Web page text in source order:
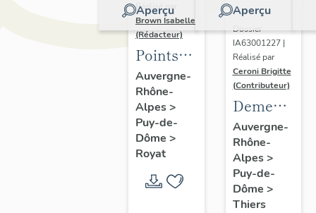
Aperçu
Réalisé par
Brown Isabelle
(Rédacteur)
Points
de vue
sur le
paysage
thermal
Auvergne-
Rhône-
Alpes>
Puy-de-
Dôme >
Royat
Aperçu
Dossier
IA63001227 |
Réalisé par
Ceroni Brigitte
(Contributeur)
Demeures
en site
de pente
Auvergne-
Rhône-
Alpes>
Puy-de-
Dôme >
Thiers